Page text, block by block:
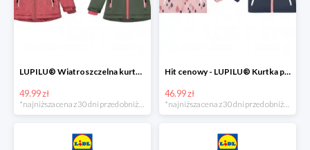
LUPILU® Wiatroszczelna kurtka dziecięca softshell, 1 sztuka
49.99 zł
Hit cenowy - LUPILU® Kurtka przeciwdeszczowa dziewczęca, 1 sztuka
46.99 zł